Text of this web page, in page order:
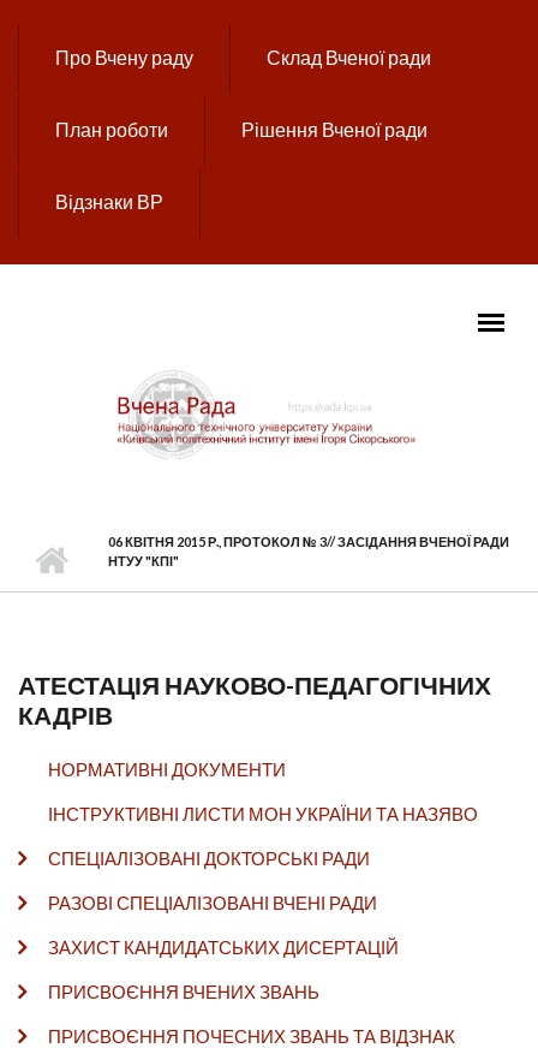
Про Вчену раду Склад Вченої ради
План роботи Рішення Вченої ради
Відзнаки ВР
06 КВІТНЯ 2015 Р., ПРОТОКОЛ № 3// ЗАСІДАННЯ ВЧЕНОЇ РАДИ
НТУУ "КПІ"
АТЕСТАЦІЯ НАУКОВО-ПЕДАГОГІЧНИХ
КАДРІВ
НОРМАТИВНІ ДОКУМЕНТИ
ІНСТРУКТИВНІ ЛИСТИ МОН УКРАЇНИ ТА НАЗЯВО
СПЕЦІАЛІЗОВАНІ ДОКТОРСЬКІ РАДИ
РАЗОВІ СПЕЦІАЛІЗОВАНІ ВЧЕНІ РАДИ
ЗАХИСТ КАНДИДАТСЬКИХ ДИСЕРТАЦІЙ
ПРИСВОЄННЯ ВЧЕНИХ ЗВАНЬ
ПРИСВОЄННЯ ПОЧЕСНИХ ЗВАНЬ ТА ВІДЗНАК